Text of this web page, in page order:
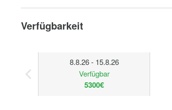
Verfügbarkeit
8.8.26 - 15.8.26
Verfügbar
5300€